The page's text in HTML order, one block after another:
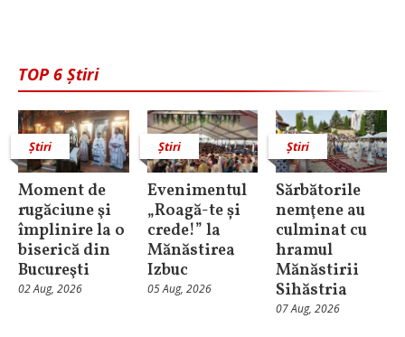
TOP 6 Știri
Știri
Moment de
rugăciune şi
împlinire la o
biserică din
Bucureşti
02 Aug, 2026
Știri
Evenimentul
„Roagă-te și
crede!” la
Mănăstirea
Izbuc
05 Aug, 2026
Știri
Sărbătorile
nemţene au
culminat cu
hramul
Mănăstirii
Sihăstria
07 Aug, 2026